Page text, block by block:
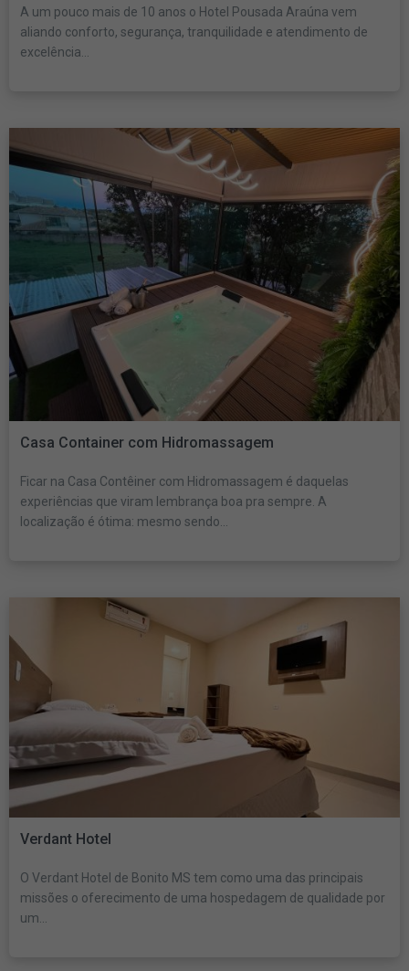
A um pouco mais de 10 anos o Hotel Pousada Araúna vem
aliando conforto, segurança, tranquilidade e atendimento de
excelência...
Casa Container com Hidromassagem
Ficar na Casa Contêiner com Hidromassagem é daquelas
experiências que viram lembrança boa pra sempre. A
localização é ótima: mesmo sendo...
Verdant Hotel
O Verdant Hotel de Bonito MS tem como uma das principais
missões o oferecimento de uma hospedagem de qualidade por
um...